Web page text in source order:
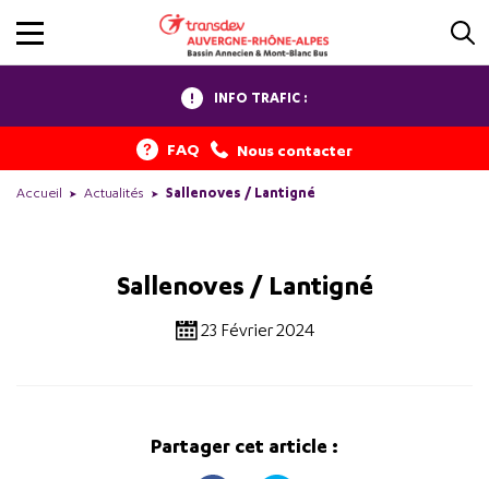
INFO TRAFIC :
FAQ Nous contacter
Accueil Actualités Sallenoves / Lantigné
Sallenoves / Lantigné
23 Février 2024
Partager cet article :